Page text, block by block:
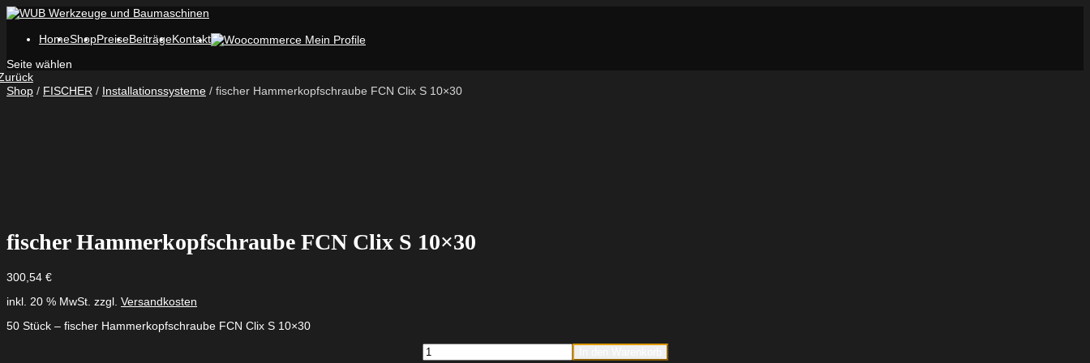
HomeShopPreiseBeiträgeKontakt
Seite wählen
Shop / FISCHER / Installationssysteme / fischer Hammerkopfschraube FCN Clix S 10×30
fischer Hammerkopfschraube FCN Clix S 10×30
300,54 €
inkl. 20 % MwSt. zzgl. Versandkosten
50 Stück – fischer Hammerkopfschraube FCN Clix S 10×30
fischer